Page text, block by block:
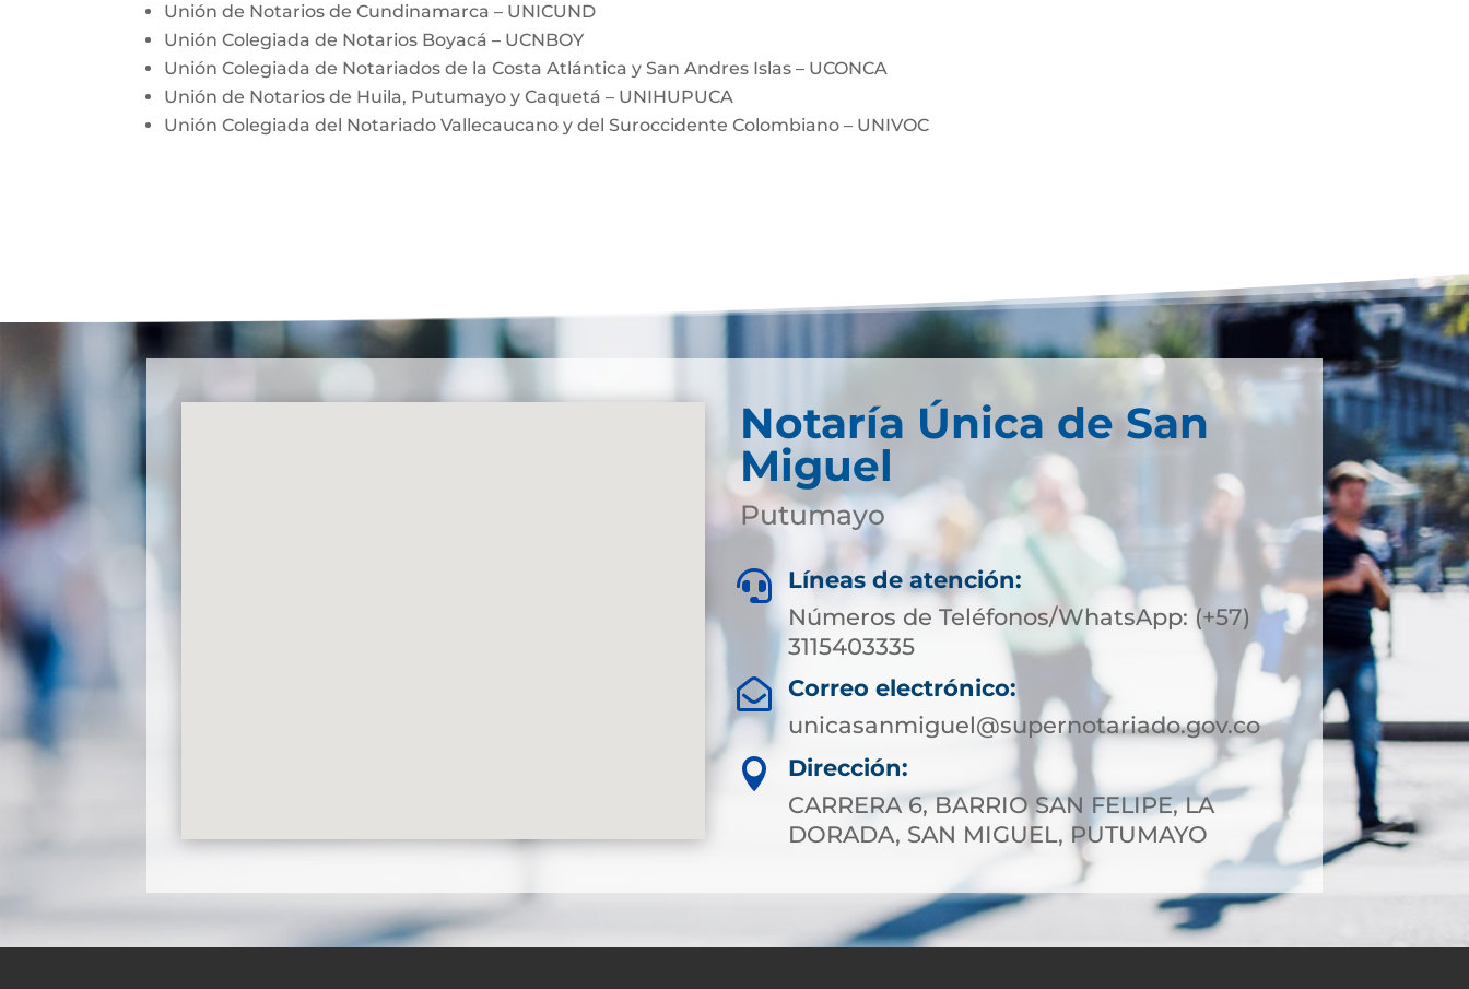
Unión de Notarios de Cundinamarca – UNICUND
Unión Colegiada de Notarios Boyacá – UCNBOY
Unión Colegiada de Notariados de la Costa Atlántica y San Andres Islas – UCONCA
Unión de Notarios de Huila, Putumayo y Caquetá – UNIHUPUCA
Unión Colegiada del Notariado Vallecaucano y del Suroccidente Colombiano – UNIVOC
Notaría Única de San
Miguel
Putumayo

Líneas de atención:
Números de Teléfonos/WhatsApp: (+57)
3115403335

Correo electrónico:
unicasanmiguel@supernotariado.gov.co

Dirección:
CARRERA 6, BARRIO SAN FELIPE, LA
DORADA, SAN MIGUEL, PUTUMAYO